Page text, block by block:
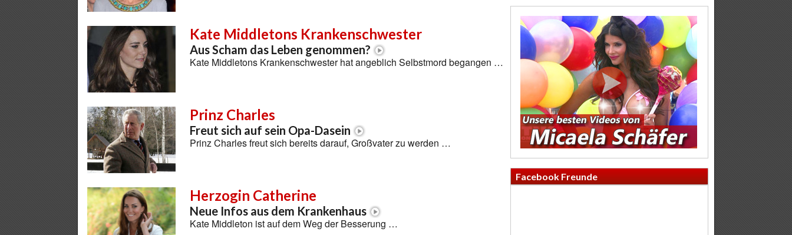
Kate Middletons Krankenschwester
Aus Scham das Leben genommen?
Kate Middletons Krankenschwester hat angeblich Selbstmord begangen …
Prinz Charles
Freut sich auf sein Opa-Dasein
Prinz Charles freut sich bereits darauf, Großvater zu werden …
Herzogin Catherine
Neue Infos aus dem Krankenhaus
Kate Middleton ist auf dem Weg der Besserung …
Facebook Freunde